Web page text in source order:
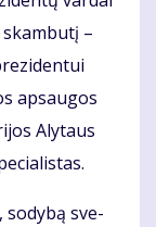
–
ap­sau­gos
Aly­taus
so­dy­bą sve­